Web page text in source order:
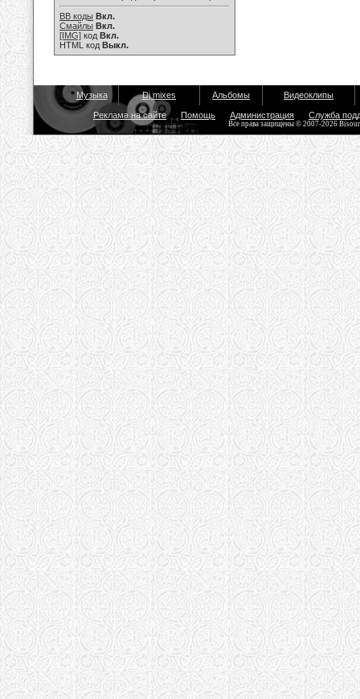
BB коды Вкл.
Смайлы Вкл.
[IMG] код Вкл.
HTML код Выкл.
Музыка Dj mixes Альбомы Видеоклипы
Реклама на сайте Помощь Администрация Служба
Все права защищены © 2007-2026